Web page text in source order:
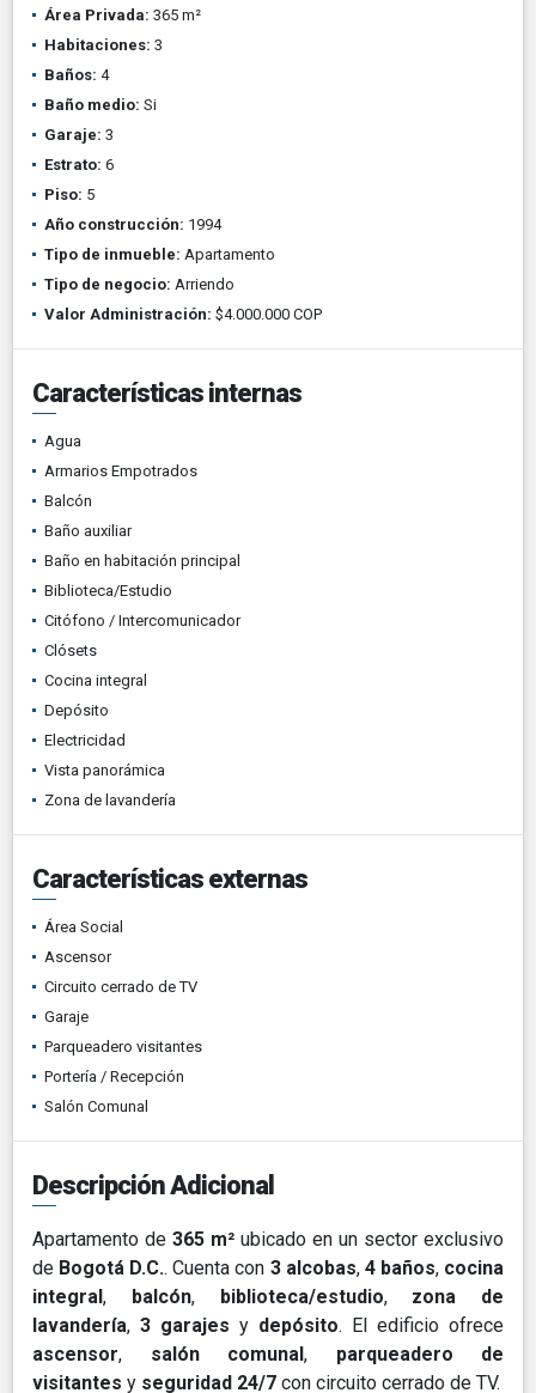
Área Privada: 365 m²
Habitaciones: 3
Baños: 4
Baño medio: Si
Garaje: 3
Estrato: 6
Piso: 5
Año construcción: 1994
Tipo de inmueble: Apartamento
Tipo de negocio: Arriendo
Valor Administración: $4.000.000 COP
Características internas
Agua
Armarios Empotrados
Balcón
Baño auxiliar
Baño en habitación principal
Biblioteca/Estudio
Citófono / Intercomunicador
Clósets
Cocina integral
Depósito
Electricidad
Vista panorámica
Zona de lavandería
Características externas
Área Social
Ascensor
Circuito cerrado de TV
Garaje
Parqueadero visitantes
Portería / Recepción
Salón Comunal
Descripción Adicional
Apartamento de 365 m² ubicado en un sector exclusivo
de Bogotá D.C.. Cuenta con 3 alcobas, 4 baños, cocina
integral, balcón, biblioteca/estudio, zona de
lavandería, 3 garajes y depósito. El edificio ofrece
ascensor, salón comunal, parqueadero de
visitantes y seguridad 24/7 con circuito cerrado de TV.